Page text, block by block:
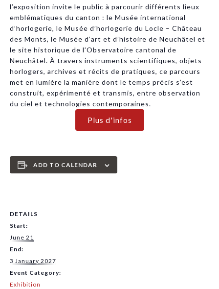
l’exposition invite le public à parcourir différents lieux
emblématiques du canton : le Musée international
d’horlogerie, le Musée d’horlogerie du Locle – Château
des Monts, le Musée d’art et d’histoire de Neuchâtel et
le site historique de l’Observatoire cantonal de
Neuchâtel. À travers instruments scientifiques, objets
horlogers, archives et récits de pratiques, ce parcours
met en lumière la manière dont le temps précis s’est
construit, expérimenté et transmis, entre observation
du ciel et technologies contemporaines.
Plus d'infos
ADD TO CALENDAR
DETAILS
Start:
June 21
End:
3 January 2027
Event Category:
Exhibition